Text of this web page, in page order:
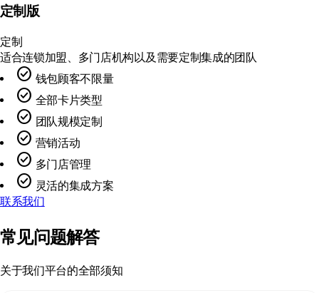
定制版
定制
适合连锁加盟、多门店机构以及需要定制集成的团队
check_circle 钱包顾客不限量
check_circle 全部卡片类型
check_circle 团队规模定制
check_circle 营销活动
check_circle 多门店管理
check_circle 灵活的集成方案
联系我们
常见问题解答
关于我们平台的全部须知